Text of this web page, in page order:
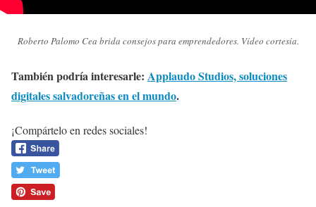
Roberto Palomo Cea brida consejos para emprendedores. Vídeo cortesía.
También podría interesarle: Applaudo Studios, soluciones
digitales salvadoreñas en el mundo.
¡Compártelo en redes sociales!